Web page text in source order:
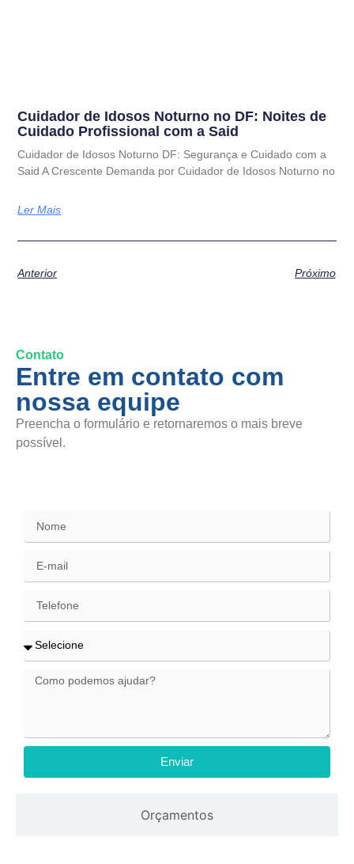
Cuidador de Idosos Noturno no DF: Noites de
Cuidado Profissional com a Said
Cuidador de Idosos Noturno DF: Segurança e Cuidado com a
Said A Crescente Demanda por Cuidador de Idosos Noturno no
Ler Mais
Anterior Próximo
Contato
Entre em contato com
nossa equipe
Preencha o formulário e retornaremos o mais breve
possível.
Orçamentos
Enviar